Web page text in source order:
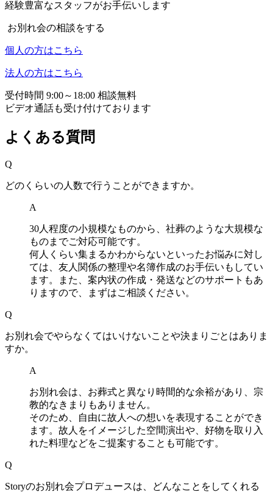
経験豊富なスタッフがお手伝いします
お別れ会の相談をする
個人の方はこちら
法人の方はこちら
受付時間 9:00～18:00 相談無料
ビデオ通話も受け付けております
よくある質問
Q
どのくらいの人数で行うことができますか。
A
30人程度の小規模なものから、社葬のような大規模な
ものまでご対応可能です。
何人くらい集まるかわからないといったお悩みに対し
ては、友人関係の整理や名簿作成のお手伝いもしてい
ます。また、案内状の作成・発送などのサポートもあ
りますので、まずはご相談ください。
Q
お別れ会でやらなくてはいけないことや決まりごとはありま
すか。
A
お別れ会は、お葬式と異なり時間的な余裕があり、宗
教的なきまりもありません。
そのため、自由に故人への想いを表現することができ
ます。故人をイメージした空間演出や、好物を取り入
れた料理などをご提案することも可能です。
Q
Storyのお別れ会プロデュースは、どんなことをしてくれる